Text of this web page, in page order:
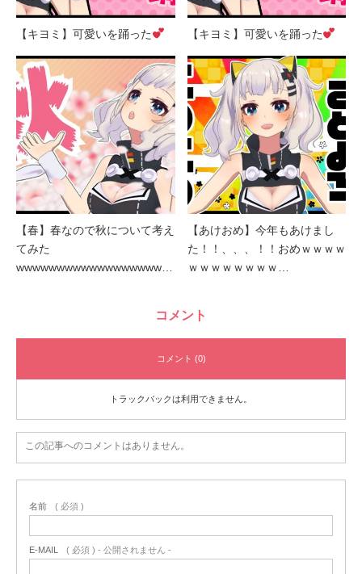
【キヨミ】可愛いを踊った 【キヨミ】可愛いを踊った
【春】春なので秋について考え
てみた
wwwwwwwwwwwwwwwwww…
【あけおめ】今年もあけまし
た！！、、、！！おめｗｗｗｗ
ｗｗｗｗｗｗｗｗ…
コメント
コメント (0)
トラックバックは利用できません。
この記事へのコメントはありません。
名前 ( 必須 )
E-MAIL ( 必須 ) - 公開されません -